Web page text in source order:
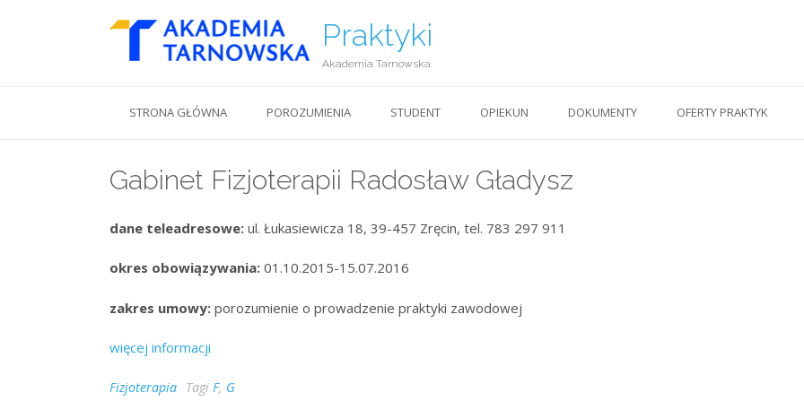
Praktyki
Akademia Tarnowska
STRONA GŁÓWNA POROZUMIENIA STUDENT OPIEKUN DOKUMENTY OFERTY PRAKTYK
Gabinet Fizjoterapii Radosław Gładysz
dane teleadresowe: ul. Łukasiewicza 18, 39-457 Zręcin, tel. 783 297 911
okres obowiązywania: 01.10.2015-15.07.2016
zakres umowy: porozumienie o prowadzenie praktyki zawodowej
więcej informacji
Fizjoterapia Tagi F, G